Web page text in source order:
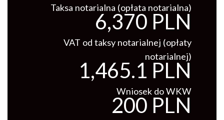
Taksa notarialna (opłata notarialna)
6,370 PLN
VAT od taksy notarialnej (opłaty
notarialnej)
1,465.1 PLN
Wniosek do WKW
200 PLN